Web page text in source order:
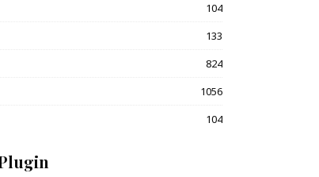
104
133
824
1056
104